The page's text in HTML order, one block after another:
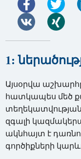
1:
Այսօրվա
հատկապես մեծ
տեղեկատվության
զգալի
ակնհայտ է
գործիքների